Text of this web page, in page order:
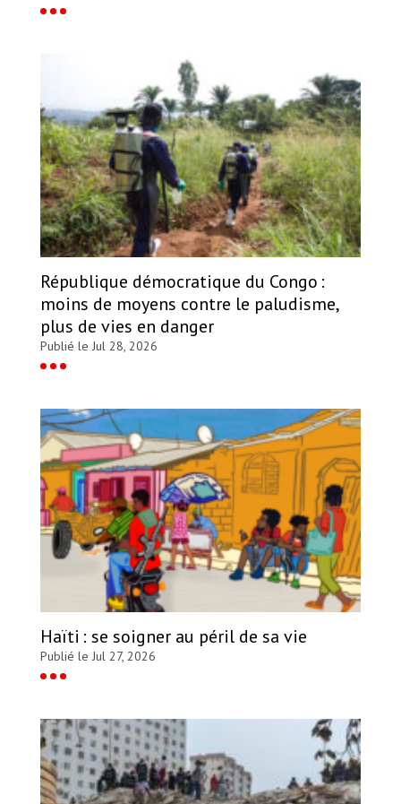
République démocratique du Congo :
moins de moyens contre le paludisme,
plus de vies en danger
Publié le Jul 28, 2026
Haïti : se soigner au péril de sa vie
Publié le Jul 27, 2026